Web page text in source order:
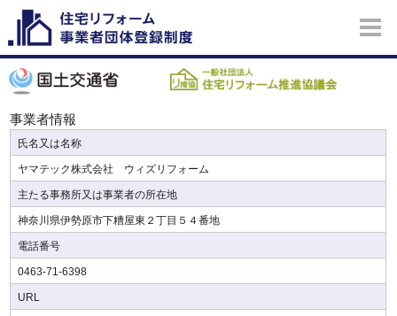
事業者情報
氏名又は名称
ヤマテック株式会社 ウィズリフォーム
主たる事務所又は事業者の所在地
神奈川県伊勢原市下糟屋東２丁目５４番地
電話番号
0463-71-6398
URL